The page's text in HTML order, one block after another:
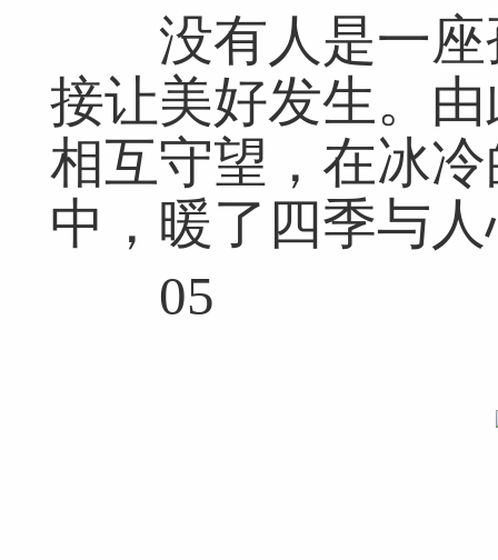
没有人是一座
接让美好发生。
相互守望，在冰
中，暖了四季与
05